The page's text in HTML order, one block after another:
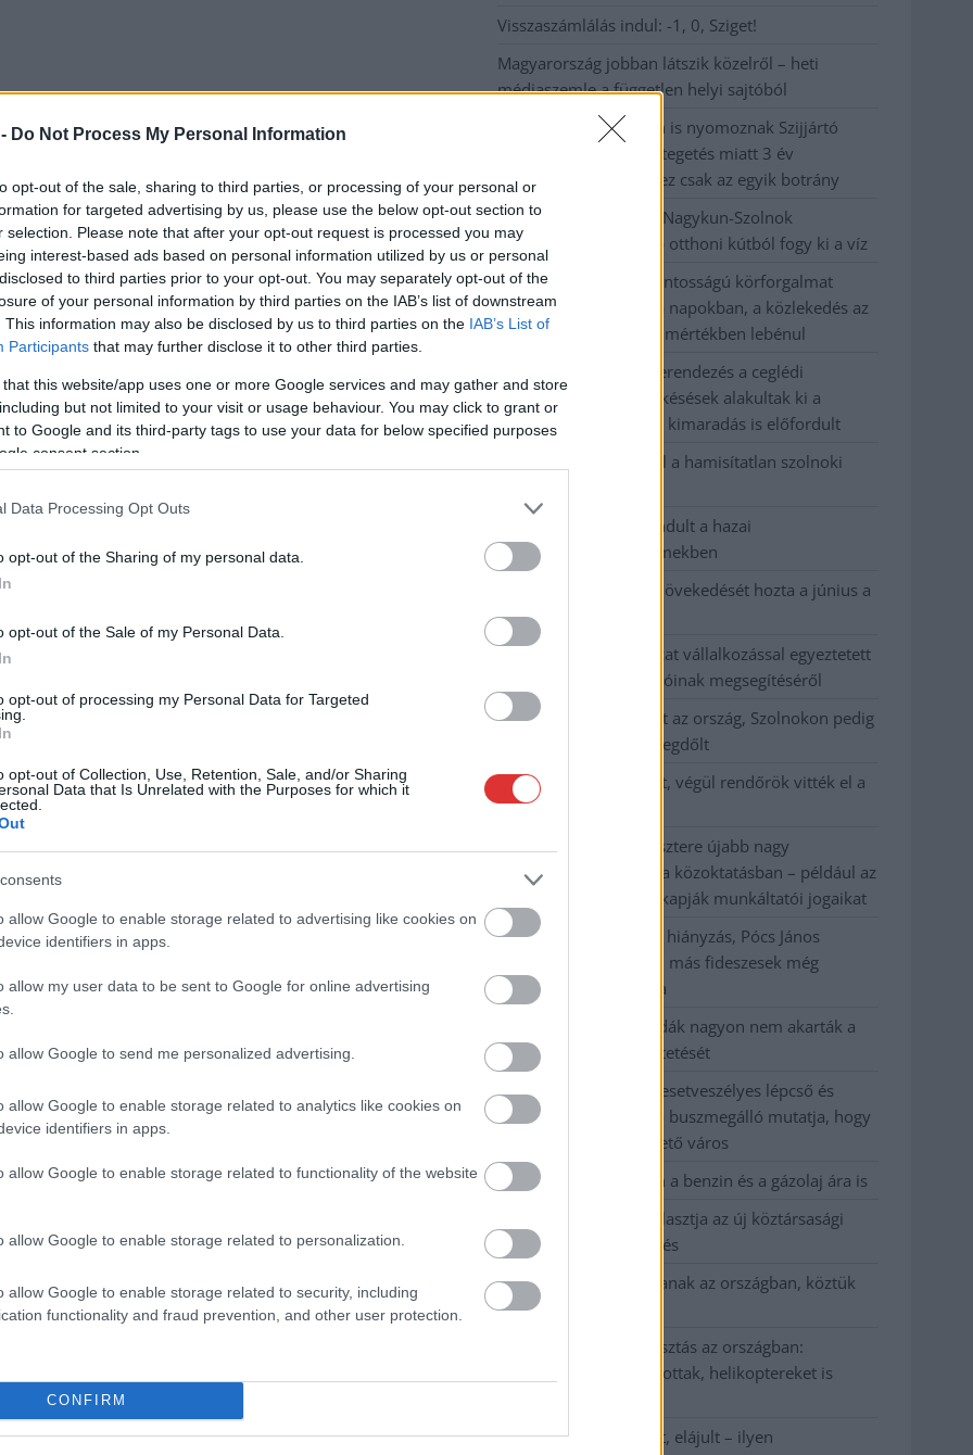
Do Not Process My Personal Information
opt-out of the sale, sharing to third parties, or processing of your personal or
for targeted advertising by us, please use the below opt-out section to
selection. Please note that after your opt-out request is processed you may
interest-based ads based on personal information utilized by us or personal
to third parties prior to your opt-out. You may separately opt-out of the
of your personal information by third parties on the IAB’s list of downstream
This information may also be disclosed by us to third parties on the IAB’s List of
Participants that may further disclose it to other third parties.
that this website/app uses one or more Google services and may gather and store
but not limited to your visit or usage behaviour. You may click to grant or
to Google and its third-party tags to use your data for below specified purposes
consent section.
Data Processing Opt Outs
opt-out of the Sharing of my personal data.
opt-out of the Sale of my Personal Data.
opt-out of processing my Personal Data for Targeted
opt-out of Collection, Use, Retention, Sale, and/or Sharing
Data that Is Unrelated with the Purposes for which it
allow Google to enable storage related to advertising like cookies on
identifiers in apps.
allow my user data to be sent to Google for online advertising
allow Google to send me personalized advertising.
allow Google to enable storage related to analytics like cookies on
identifiers in apps.
allow Google to enable storage related to functionality of the website
allow Google to enable storage related to personalization.
allow Google to enable storage related to security, including
functionality and fraud prevention, and other user protection.
CONFIRM
Visszaszámlálás indul: -1, 0, Sziget!
Magyarország jobban látszik közelről – heti
médiaszemle a független helyi sajtóból
Már magasabb szinten is nyomoznak Szijjártó
büntetőügyében, vesztegetés miatt 3 év
letöltendőt kaphat és ez csak az egyik botrány
Problémák egész Jász-Nagykun-Szolnok
megyében: egyre több otthoni kútból fogy ki a víz
Szolnokon egy kulcsfontosságú körforgalmat
részlegesen lezárnak a napokban, a közlekedés az
átlagost is meghaladó mértékben lebénul
Elromlott a biztosítóberendezés a ceglédi
vasútvonalon, alapos késések alakultak ki a
menetrendhez képest, kimaradás is előfordult
Ön szerint hogy készül a hamisítatlan szolnoki
Országos ellenőrzés indult a hazai
akkumulátoripari üzemekben
Az idei év leglassabb növekedését hozta a június a
kiskereskedelemben
Györfi Mihály több tucat vállalkozással egyeztetett
a kerékpárgyár dolgozóinak megsegítéséről
41 fok fölé forrósodott az ország, Szolnokon pedig
egy másik rekord is megdőlt
Egy telefonhívást akart, végül rendőrök vitték el a
mezőtúri férfit
A Tisza kormány minisztere újabb nagy
változásokról döntött a közoktatásban – például az
iskolaigazgatók visszakapják munkáltatói jogaikat
Sok volt az igazolatlan hiányzás, Pócs János
fizetéslevonást kapott, más fideszesek még
kevesebbet vittek haza
A Szolnok megyei gazdák nagyon nem akarták a
JÉGER további üzemeltetését
Csendélet 5.0: alig balesetveszélyes lépcső és
remek állapotban levő buszmegálló mutatja, hogy
Szolnok mennyire élhető város
Pénteken újra csökken a benzin és a gázolaj ára is
Napokon belül megválasztja az új köztársasági
elnököt az Országgyűlés
Kiterjedt tüzek pusztítanak az országban, köztük
Karcagon
Harmadfokú hőségriasztás az országban:
Szolnokon klímát javítottak, helikoptereket is
A zárkában rosszul lett, elájult – ilyen